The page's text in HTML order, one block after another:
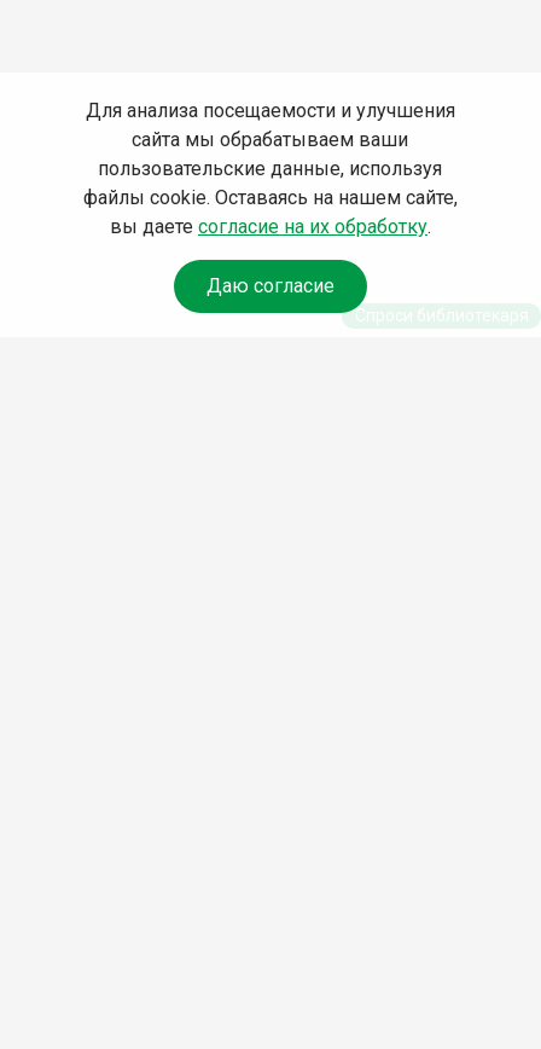
Для анализа посещаемости и улучшения
сайта мы обрабатываем ваши
пользовательские данные, используя
файлы cookie. Оставаясь на нашем сайте,
вы даете согласие на их обработку.
Даю согласие
Спроси библиотекаря